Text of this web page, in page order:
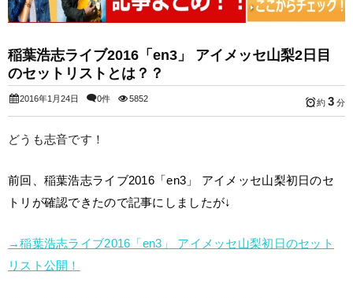
稲葉浩志ライブ2016「en3」 アイメッセ山梨2日目
のセットリストとは？？
2016年1月24日 0件 5852 約 3 分
どうも志音です！
前回、稲葉浩志ライブ2016「en3」 アイメッセ山梨初日のセ
トリが確認できたので記事にしましたが↓
→稲葉浩志ライブ2016「en3」 アイメッセ山梨初日のセット
リスト公開！